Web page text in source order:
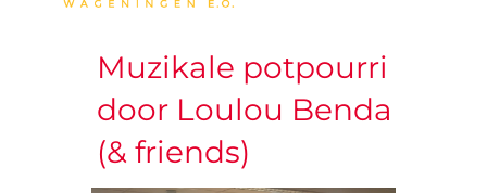
WELKOMMuzikale potpourri
door Loulou Benda
(& friends)